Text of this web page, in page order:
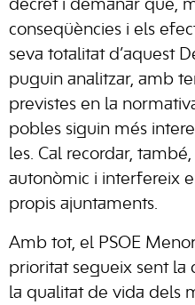
decret i demanar que,
conseqüències i els
seva totalitat d’aquest
puguin analitzar, amb
previstes en la
pobles siguin més
les. Cal recordar,
autonòmic i interfereix
propis ajuntaments.
Amb tot, el PSOE
prioritat segueix sent la
la qualitat de vida dels